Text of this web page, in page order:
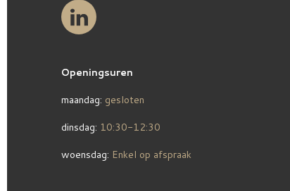
Openingsuren
maandag: gesloten
dinsdag: 10:30-12:30
woensdag: Enkel op afspraak